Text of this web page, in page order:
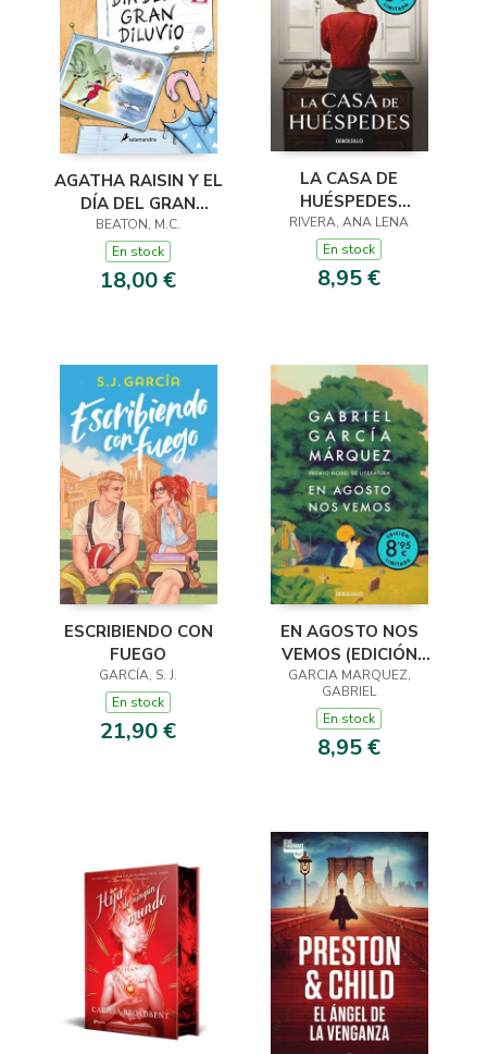
AGATHA RAISIN Y EL
DÍA DEL GRAN
DILUVIO (AGATHA
RAISIN 12)
BEATON, M.C.
En stock
18,00 €
LA CASA DE
HUÉSPEDES
(EDICIÓN LIMITADA ·
VERANO)
RIVERA, ANA LENA
En stock
8,95 €
ESCRIBIENDO CON
FUEGO
GARCÍA, S. J.
En stock
21,90 €
EN AGOSTO NOS
VEMOS (EDICIÓN
LIMITADA)
GARCIA MARQUEZ,
GABRIEL
En stock
8,95 €